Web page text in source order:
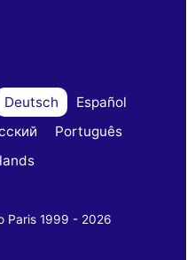
Deutsch
Español
Português
Paris 1999 - 2026